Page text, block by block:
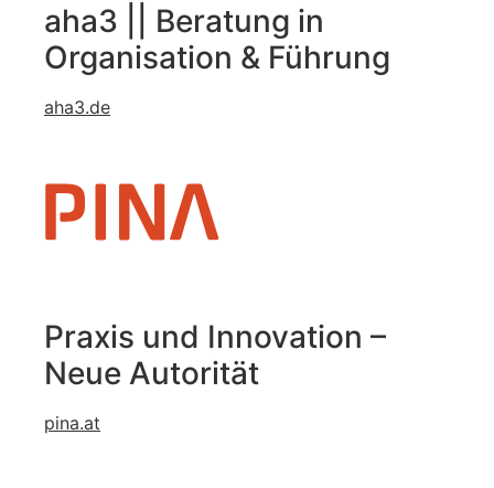
aha3 || Beratung in
Organisation & Führung
aha3.de
Praxis und Innovation –
Neue Autorität
pina.at